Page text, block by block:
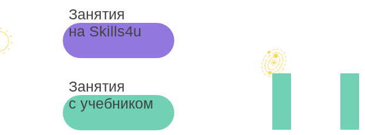
Занятия
на Skills4u
Занятия
с учебником